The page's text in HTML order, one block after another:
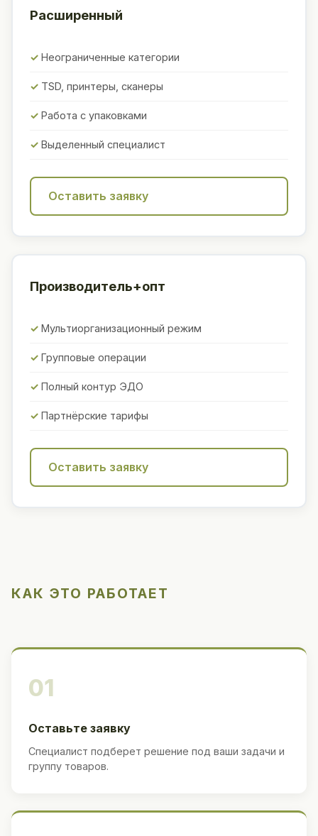
Расширенный
Неограниченные категории
TSD, принтеры, сканеры
Работа с упаковками
Выделенный специалист
Оставить заявку
Производитель+опт
Мультиорганизационный режим
Групповые операции
Полный контур ЭДО
Партнёрские тарифы
Оставить заявку
КАК ЭТО РАБОТАЕТ
01
Оставьте заявку
Специалист подберет решение под ваши задачи и
группу товаров.